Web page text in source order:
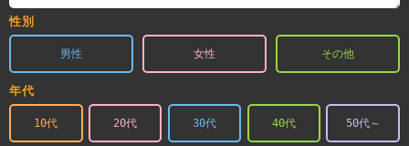
性別
男性 女性 その他
年代
10代 20代 30代 40代 50代～